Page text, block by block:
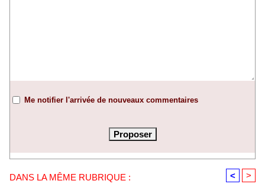
Me notifier l'arrivée de nouveaux commentaires
DANS LA MÊME RUBRIQUE : < >